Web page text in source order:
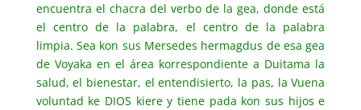
encuentra el chacra del verbo de la gea, donde está
el centro de la palabra, el centro de la palabra
limpia. Sea kon sus Mersedes hermagdus de esa gea
de Voyaka en el área korrespondiente a Duitama la
salud, el bienestar, el entendisierto, la pas, la Vuena
voluntad ke DIOS kiere y tiene pada kon sus hijos e